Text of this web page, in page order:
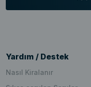
Yardım / Destek
Nasıl Kiralanır